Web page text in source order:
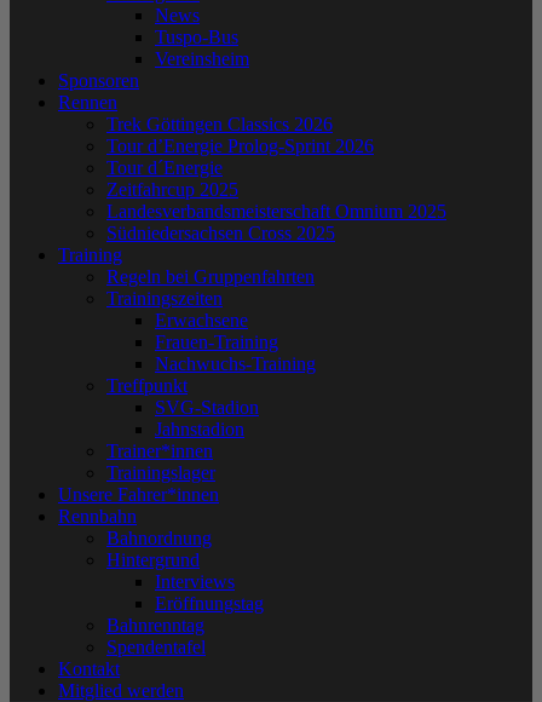
News
Tuspo-Bus
Vereinsheim
Sponsoren
Rennen
Trek Göttingen Classics 2026
Tour d’Energie Prolog-Sprint 2026
Tour d´Energie
Zeitfahrcup 2025
Landesverbandsmeisterschaft Omnium 2025
Südniedersachsen Cross 2025
Training
Regeln bei Gruppenfahrten
Trainingszeiten
Erwachsene
Frauen-Training
Nachwuchs-Training
Treffpunkt
SVG-Stadion
Jahnstadion
Trainer*innen
Trainingslager
Unsere Fahrer*innen
Rennbahn
Bahnordnung
Hintergrund
Interviews
Eröffnungstag
Bahnrenntag
Spendentafel
Kontakt
Mitglied werden